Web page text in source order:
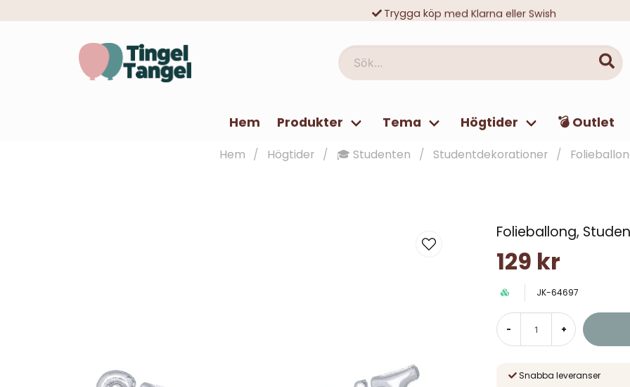
Trygga köp med Klarna eller Swish
Sök...
Hem Produkter Tema Högtider 💣 Outlet
Hem Högtider 🎓 Studenten Studentdekorationer
Folieballong,
129 kr
JK-64697
- +
Snabba leveranser